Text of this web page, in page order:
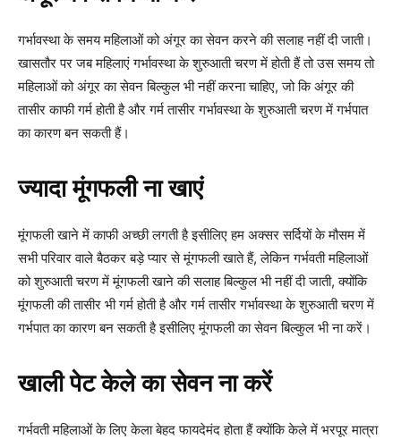
गर्भावस्था के समय महिलाओं को अंगूर का सेवन करने की सलाह नहीं दी जाती।
खासतौर पर जब महिलाएं गर्भावस्था के शुरुआती चरण में होती हैं तो उस समय तो
महिलाओं को अंगूर का सेवन बिल्कुल भी नहीं करना चाहिए, जो कि अंगूर की
तासीर काफी गर्म होती है और गर्म तासीर गर्भावस्था के शुरुआती चरण में गर्भपात
का कारण बन सकती हैं।
ज्यादा मूंगफली ना खाएं
मूंगफली खाने में काफी अच्छी लगती है इसीलिए हम अक्सर सर्दियों के मौसम में
सभी परिवार वाले बैठकर बड़े प्यार से मूंगफली खाते हैं, लेकिन गर्भवती महिलाओं
को शुरुआती चरण में मूंगफली खाने की सलाह बिल्कुल भी नहीं दी जाती, क्योंकि
मूंगफली की तासीर भी गर्म होती है और गर्म तासीर गर्भावस्था के शुरुआती चरण में
गर्भपात का कारण बन सकती है इसीलिए मूंगफली का सेवन बिल्कुल भी ना करें।
खाली पेट केले का सेवन ना करें
गर्भवती महिलाओं के लिए केला बेहद फायदेमंद होता हैं क्योंकि केले में भरपूर मात्रा